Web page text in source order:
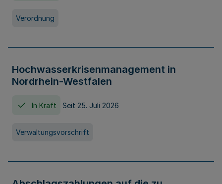
Verordnung
Hochwasserkrisenmanagement in
Nordrhein-Westfalen
In Kraft Seit 25. Juli 2026
Verwaltungsvorschrift